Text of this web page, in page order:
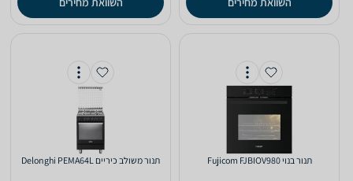
‏תנור בנוי Fujicom FJBIOV980 ‏תנור משולב כיריים Delonghi PEMA64L